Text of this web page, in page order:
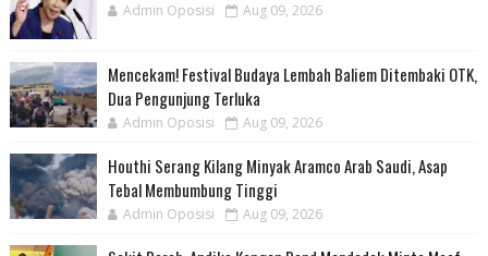
Admin Oposisi Aug 09, 2026
Mencekam! Festival Budaya Lembah Baliem Ditembaki OTK,
Dua Pengunjung Terluka
Admin Oposisi Aug 09, 2026
Houthi Serang Kilang Minyak Aramco Arab Saudi, Asap
Tebal Membumbung Tinggi
Admin Oposisi Aug 09, 2026